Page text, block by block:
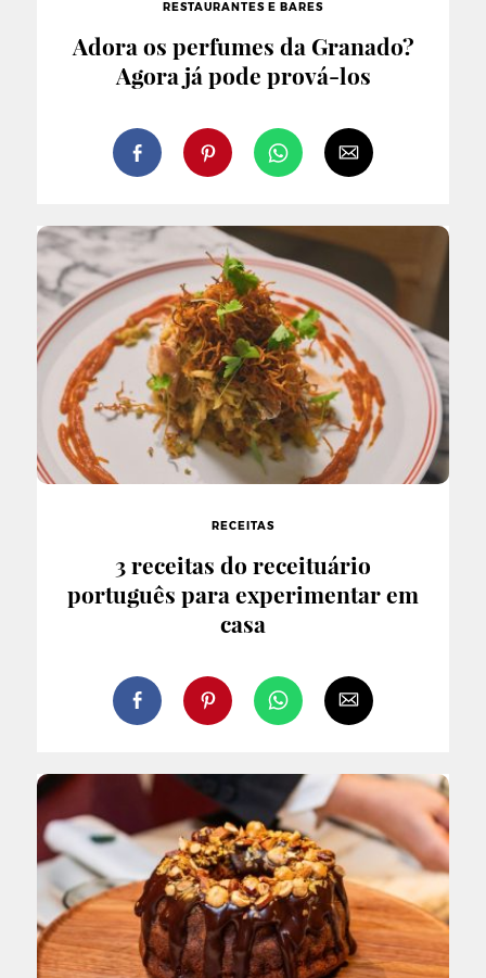
RESTAURANTES E BARES
Adora os perfumes da Granado?
Agora já pode prová-los
RECEITAS
3 receitas do receituário
português para experimentar em
casa